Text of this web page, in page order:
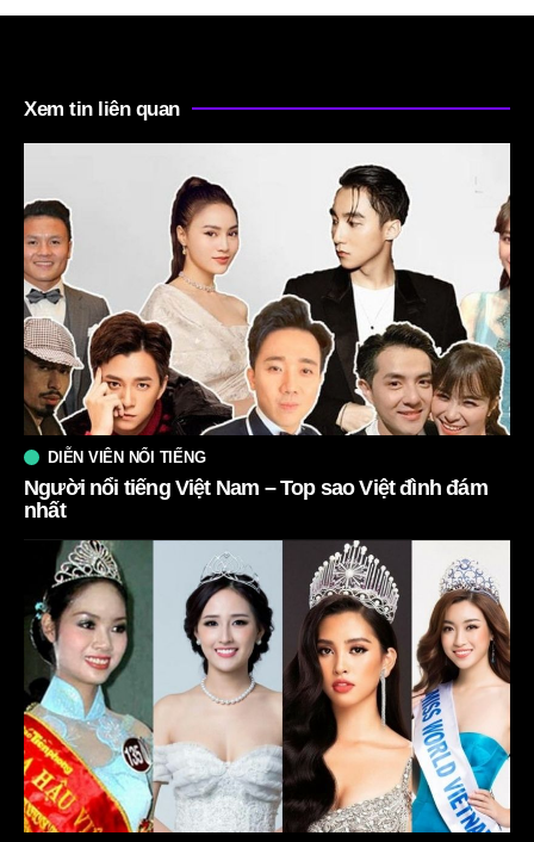
Xem tin liên quan
DIỄN VIÊN NỔI TIẾNG
Người nổi tiếng Việt Nam – Top sao Việt đình đám
nhất